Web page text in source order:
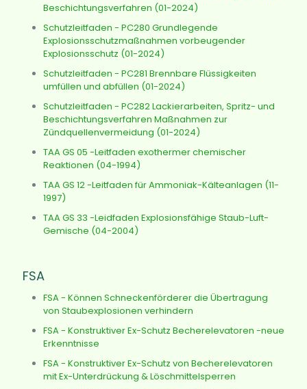
Beschichtungsverfahren (01-2024)
Schutzleitfaden - PC280 Grundlegende
Explosionsschutzmaßnahmen vorbeugender
Explosionsschutz (01-2024)
Schutzleitfaden - PC281 Brennbare Flüssigkeiten
umfüllen und abfüllen (01-2024)
Schutzleitfaden - PC282 Lackierarbeiten, Spritz- und
Beschichtungsverfahren Maßnahmen zur
Zündquellenvermeidung (01-2024)
TAA GS 05 -Leitfaden exothermer chemischer
Reaktionen (04-1994)
TAA GS 12 -Leitfaden für Ammoniak-Kälteanlagen (11-
1997)
TAA GS 33 -Leidfaden Explosionsfähige Staub-Luft-
Gemische (04-2004)
FSA
FSA - Können Schneckenförderer die Übertragung
von Staubexplosionen verhindern
FSA - Konstruktiver Ex-Schutz Becherelevatoren -neue
Erkenntnisse
FSA - Konstruktiver Ex-Schutz von Becherelevatoren
mit Ex-Unterdrückung & Löschmittelsperren